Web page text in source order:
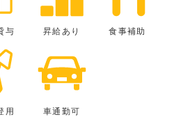
与 昇給あり 食事補助
用 車通勤可